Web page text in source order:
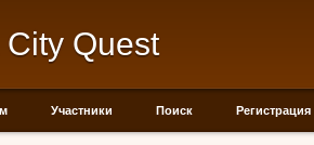
Quest
Участники Поиск Регистрация